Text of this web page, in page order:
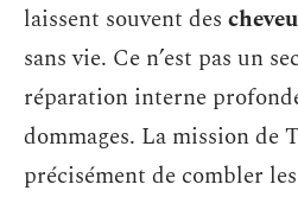
laissent souvent des
sans vie. Ce n’est pas un
réparation interne
dommages. La mission de
précisément de combler